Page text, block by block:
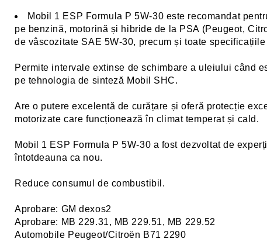
Mobil 1 ESP Formula P 5W-30 este recomandat
pe benzină, motorină și hibride de la PSA (Peugeot,
de vâscozitate SAE 5W-30, precum și toate
Permite intervale extinse de schimbare a uleiului când
pe tehnologia de sinteză Mobil SHC.
Are o putere excelentă de curățare și oferă protecție
motorizate care funcționează în climat temperat și cald.
Mobil 1 ESP Formula P 5W-30 a fost dezvoltat de
întotdeauna ca nou.
Reduce consumul de combustibil.
Aprobare: GM dexos2
Aprobare: MB 229.31, MB 229.51, MB 229.52
Automobile Peugeot/Citroën B71 2290